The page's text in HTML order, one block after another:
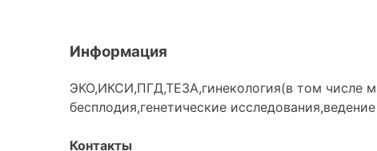
Информация
ЭКО,ИКСИ,ПГД,ТЕЗА,гинекология(в том числе
бесплодия,генетические
Контакты